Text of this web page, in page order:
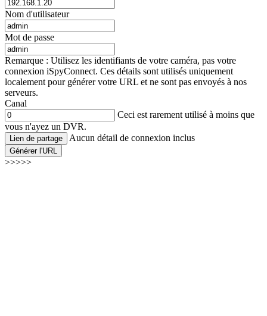
Nom d'utilisateur
Mot de passe
Remarque : Utilisez les identifiants de votre caméra, pas votre
connexion iSpyConnect. Ces détails sont utilisés uniquement
localement pour générer votre URL et ne sont pas envoyés à nos
serveurs.
Canal
Ceci est rarement utilisé à moins que
vous n'ayez un DVR.
Lien de partage Aucun détail de connexion inclus
Générer l'URL
>>>>>